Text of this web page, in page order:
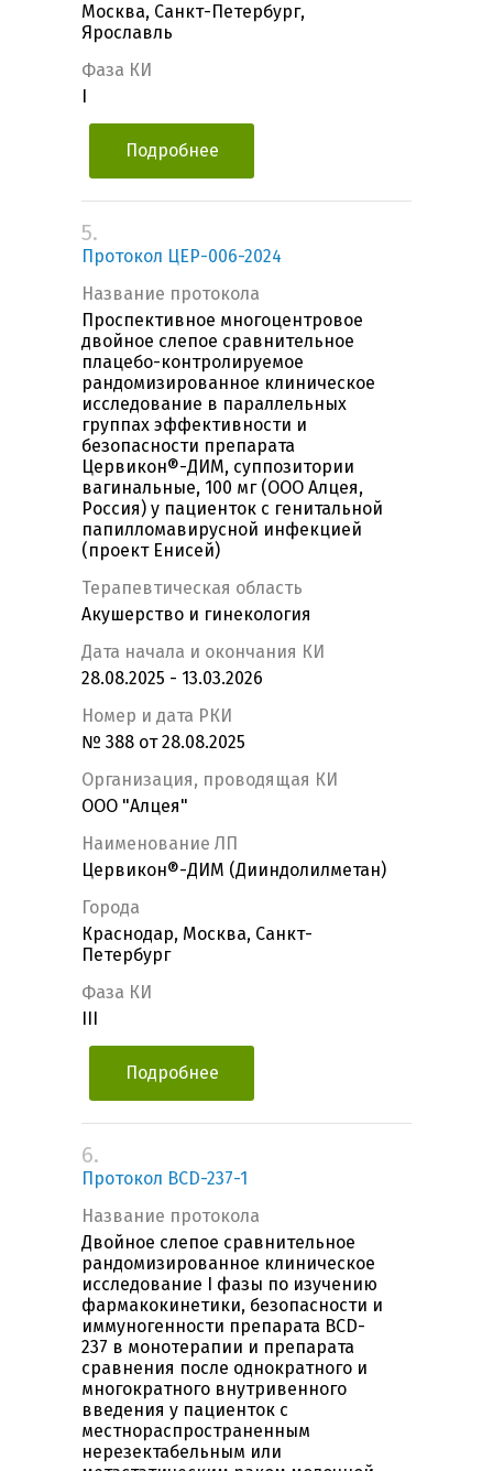
Москва, Санкт-Петербург,
Ярославль
Фаза КИ
Подробнее
5.
Протокол ЦЕР-006-2024
Название протокола
Проспективное многоцентровое
двойное слепое сравнительное
плацебо-контролируемое
рандомизированное клиническое
исследование в параллельных
группах эффективности и
безопасности препарата
Цервикон®-ДИМ, суппозитории
вагинальные, 100 мг (ООО Алцея,
Россия) у пациенток с генитальной
папилломавирусной инфекцией
(проект Енисей)
Терапевтическая область
Акушерство и гинекология
Дата начала и окончания КИ
28.08.2025 - 13.03.2026
Номер и дата РКИ
№ 388 от 28.08.2025
Организация, проводящая КИ
ООО "Алцея"
Наименование ЛП
Цервикон®-ДИМ (Дииндолилметан)
Города
Краснодар, Москва, Санкт-
Петербург
Фаза КИ
Подробнее
6.
Протокол BCD-237-1
Название протокола
Двойное слепое сравнительное
рандомизированное клиническое
исследование I фазы по изучению
фармакокинетики, безопасности и
иммуногенности препарата BCD-
237 в монотерапии и препарата
сравнения после однократного и
многократного внутривенного
введения у пациенток с
местнораспространенным
нерезектабельным или